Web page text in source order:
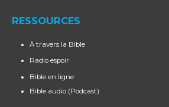
RESSOURCES
À travers la Bible
Radio espoir
Bible en ligne
Bible audio (Podcast)